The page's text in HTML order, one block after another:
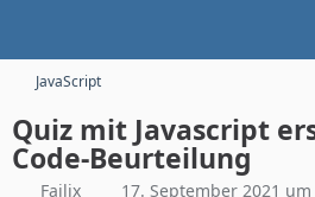
JavaScript
Quiz mit Javascript
Code-Beurteilung
Failix 17. September 2021 um